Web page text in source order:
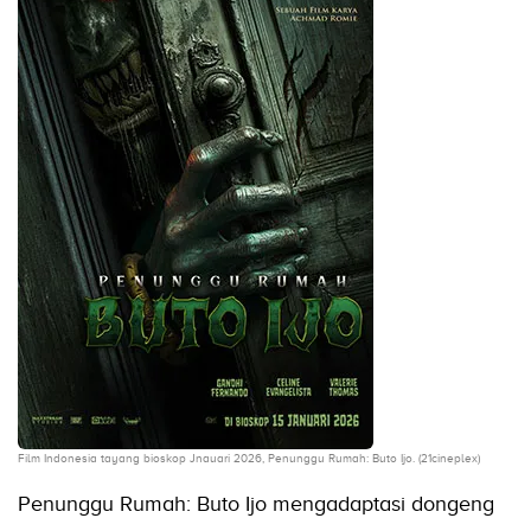
Film Indonesia tayang bioskop Jnauari 2026, Penunggu Rumah: Buto Ijo. (21cineplex)
Penunggu Rumah: Buto Ijo mengadaptasi dongeng